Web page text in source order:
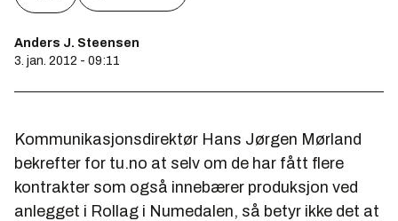
Anders J. Steensen
3. jan. 2012 - 09:11
Kommunikasjonsdirektør Hans Jørgen Mørland
bekrefter for tu.no at selv om de har fått flere
kontrakter som også innebærer produksjon ved
anlegget i Rollag i Numedalen, så betyr ikke det at